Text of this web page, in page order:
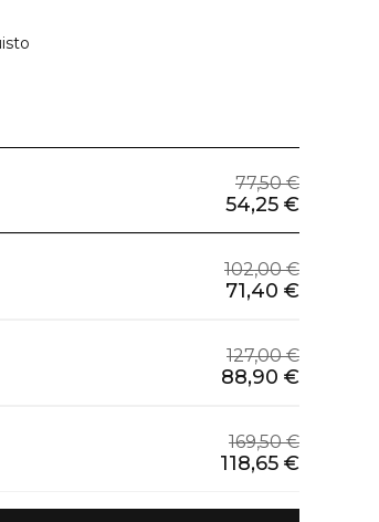
77,50 €
54,25 €
102,00 €
71,40 €
127,00 €
88,90 €
169,50 €
118,65 €